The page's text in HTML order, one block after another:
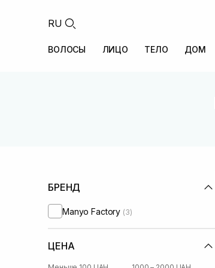
RU
ВОЛОСЫ ЛИЦО ТЕЛО ДОМ
БРЕНД
Manyo Factory (3)
ЦЕНА